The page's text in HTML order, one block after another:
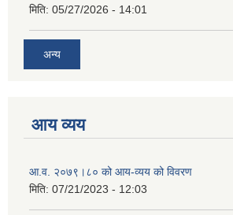
मिति: 05/27/2026 - 14:01
अन्य
आय व्यय
आ.व. २०७९।८० को आय-व्यय को विवरण
मिति: 07/21/2023 - 12:03